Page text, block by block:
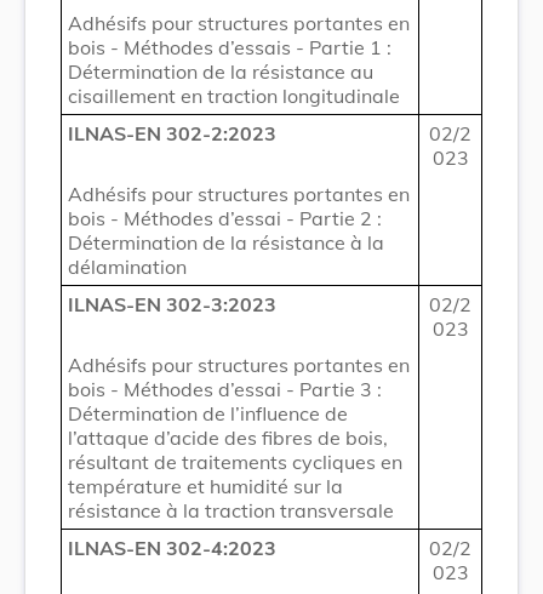
Adhésifs pour structures portantes en
bois - Méthodes d’essais - Partie 1 :
Détermination de la résistance au
cisaillement en traction longitudinale
ILNAS-EN 302-2:2023
02/2
023
Adhésifs pour structures portantes en
bois - Méthodes d’essai - Partie 2 :
Détermination de la résistance à la
délamination
ILNAS-EN 302-3:2023
02/2
023
Adhésifs pour structures portantes en
bois - Méthodes d’essai - Partie 3 :
Détermination de l’influence de
l’attaque d’acide des fibres de bois,
résultant de traitements cycliques en
température et humidité sur la
résistance à la traction transversale
ILNAS-EN 302-4:2023
02/2
023